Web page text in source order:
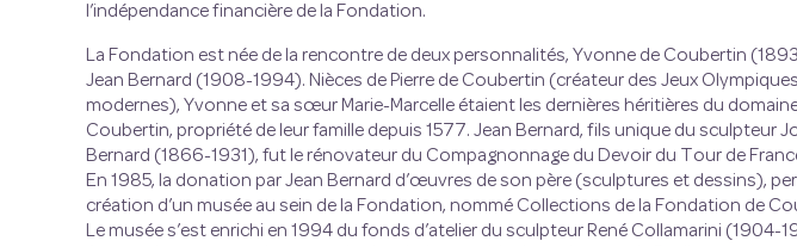
l’indépendance financière de la Fondation.
La Fondation est née de la rencontre de deux personnalités, Yvonne de Coubertin
Jean Bernard (1908-1994). Nièces de Pierre de Coubertin (créateur des Jeux Olympiques
modernes), Yvonne et sa sœur Marie-Marcelle étaient les dernières héritières du
Coubertin, propriété de leur famille depuis 1577. Jean Bernard, fils unique du sculpteur
Bernard (1866-1931), fut le rénovateur du Compagnonnage du Devoir du Tour de
En 1985, la donation par Jean Bernard d’œuvres de son père (sculptures et dessins),
création d’un musée au sein de la Fondation, nommé Collections de la Fondation de
Le musée s’est enrichi en 1994 du fonds d’atelier du sculpteur René Collamarini (1904-